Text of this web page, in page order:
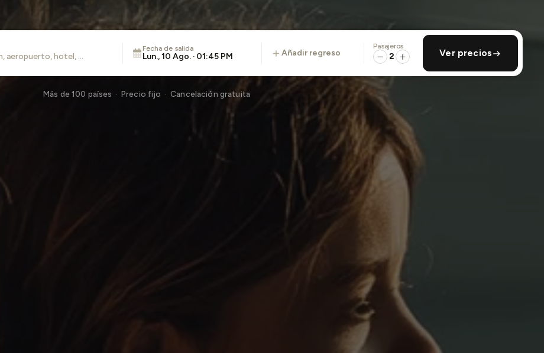
Fecha de salida
Lun., 10 Ago. · 01:45 PM añadir regreso
Pasajeros
2 Ver precios
Más de 100 países · Precio fijo · Cancelación gratuita